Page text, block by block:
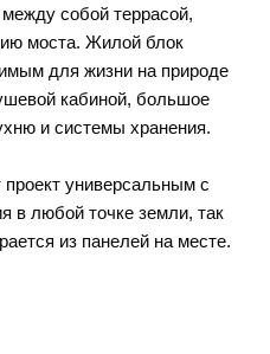
собой террасой,
моста. Жилой блок
для жизни на природе
кабиной, большое
и системы хранения.
универсальным с
в любой точке земли, так
из панелей на месте.